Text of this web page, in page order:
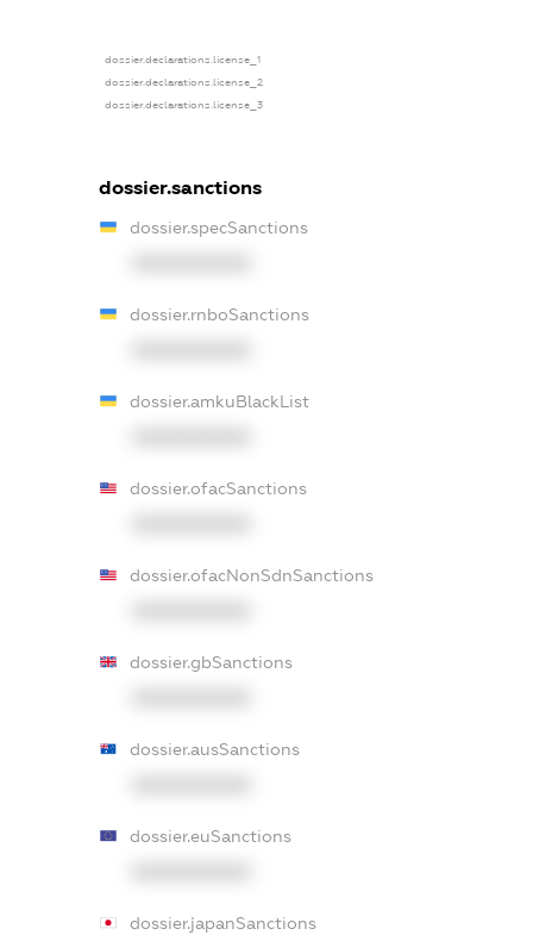
dossier.declarations.license_1
dossier.declarations.license_2
dossier.declarations.license_3
dossier.sanctions
dossier.specSanctions
dossier.rnboSanctions
dossier.amkuBlackList
dossier.ofacSanctions
dossier.ofacNonSdnSanctions
dossier.gbSanctions
dossier.ausSanctions
dossier.euSanctions
dossier.japanSanctions